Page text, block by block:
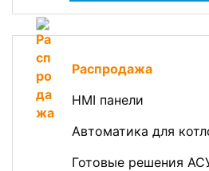
Распродажа
HMI панели
Автоматика для
Готовые решения